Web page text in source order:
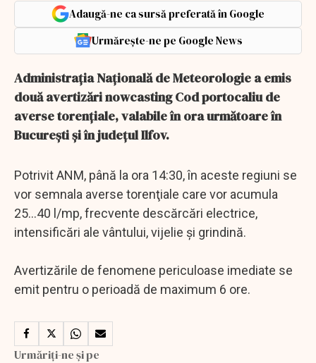
Adaugă-ne ca sursă preferată în Google
Urmărește-ne pe Google News
Administraţia Naţională de Meteorologie a emis
două avertizări nowcasting Cod portocaliu de
averse torenţiale, valabile în ora următoare în
Bucureşti şi în judeţul Ilfov.
Potrivit ANM, până la ora 14:30, în aceste regiuni se
vor semnala averse torenţiale care vor acumula
25...40 l/mp, frecvente descărcări electrice,
intensificări ale vântului, vijelie şi grindină.
Avertizările de fenomene periculoase imediate se
emit pentru o perioadă de maximum 6 ore.
Urmăriți-ne și pe